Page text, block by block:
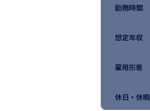
勤務時間
想定年収
雇用形態
休日・休暇